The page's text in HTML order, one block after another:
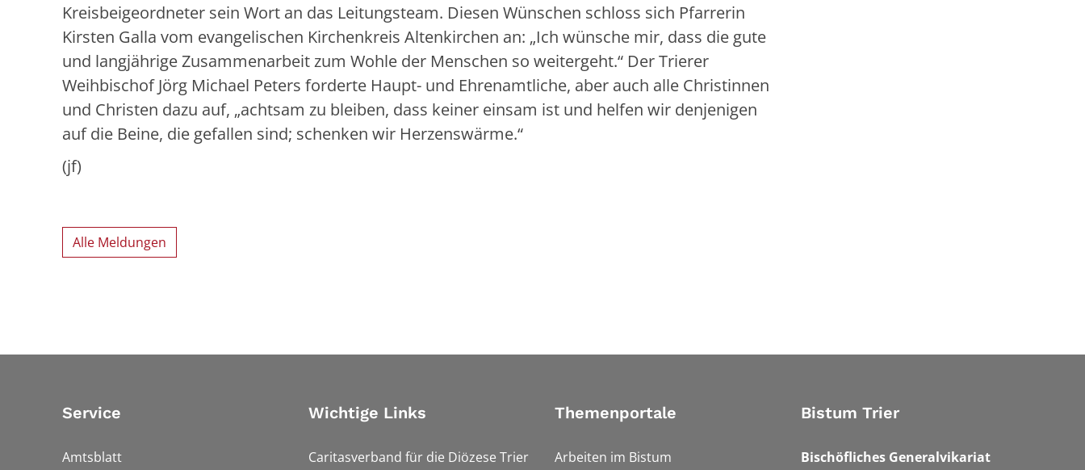
Kreisbeigeordneter sein Wort an das Leitungsteam. Diesen Wünschen schloss sich Pfarrerin
Kirsten Galla vom evangelischen Kirchenkreis Altenkirchen an: „Ich wünsche mir, dass die gute
und langjährige Zusammenarbeit zum Wohle der Menschen so weitergeht.“ Der Trierer
Weihbischof Jörg Michael Peters forderte Haupt- und Ehrenamtliche, aber auch alle Christinnen
und Christen dazu auf, „achtsam zu bleiben, dass keiner einsam ist und helfen wir denjenigen
auf die Beine, die gefallen sind; schenken wir Herzenswärme.“
(jf)
Alle Meldungen
Service
Amtsblatt
Wichtige Links
Caritasverband für die Diözese Trier
Themenportale
Arbeiten im Bistum
Bistum Trier
Bischöfliches Generalvikariat